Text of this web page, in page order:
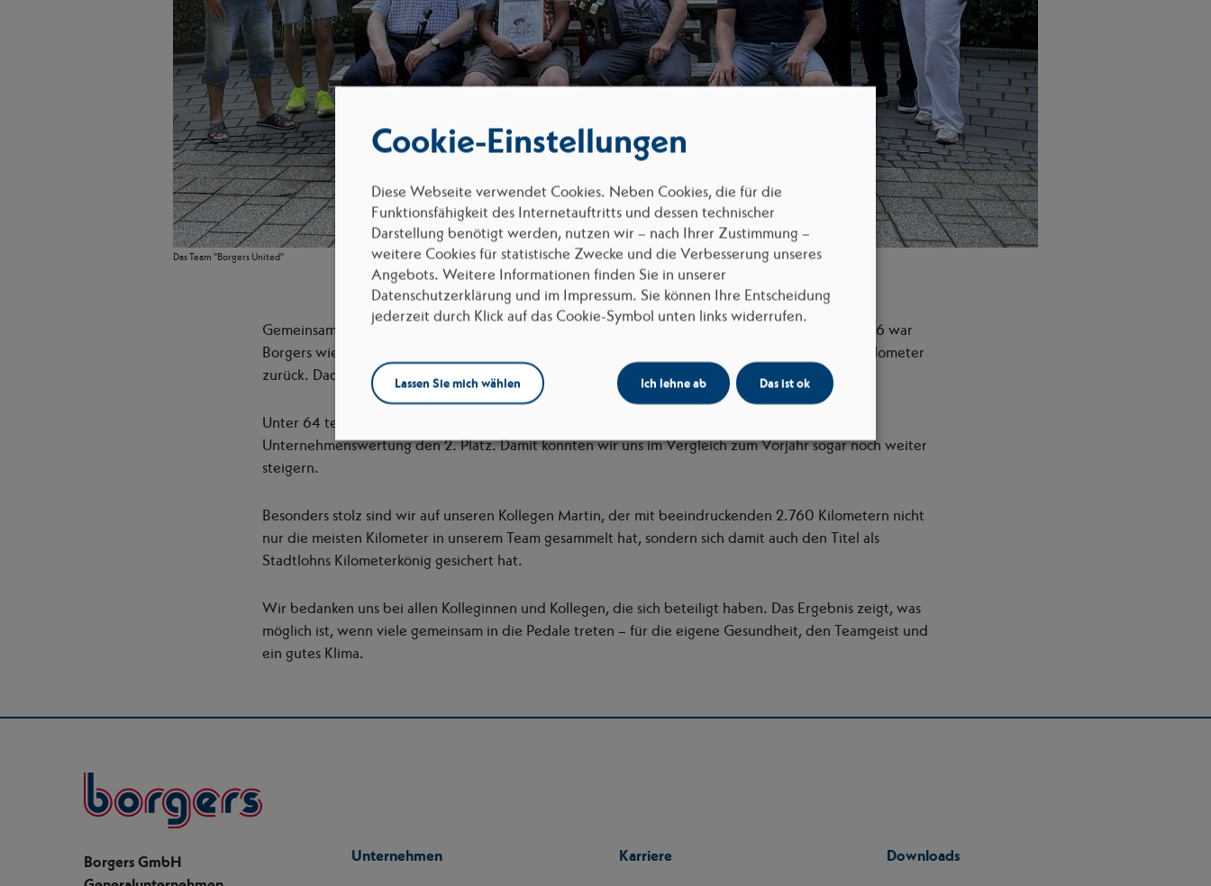
Das Team "Borgers United"
Gemeinsam Kilometer sammeln, die Umwelt entlasten und als Team etwas erreichen – auch 2026 war
Borgers wieder beim
legte insgesamt 7.051 Kilometer
zurück. Dadurch konnten rund 1.156 Kilogramm CO₂ eingespart werden.
Unter 64 teilnehmenden Teams in Stadtlohn erreichten wir den 5. Platz und belegten in der
Unternehmenswertung den 2. Platz. Damit konnten wir uns im Vergleich zum Vorjahr sogar noch weiter
steigern.
Besonders stolz sind wir auf unseren Kollegen Martin, der mit beeindruckenden 2.760 Kilometern nicht
nur die meisten Kilometer in unserem Team gesammelt hat, sondern sich damit auch den Titel als
Stadtlohns Kilometerkönig gesichert hat.
Wir bedanken uns bei allen Kolleginnen und Kollegen, die sich beteiligt haben. Das Ergebnis zeigt, was
möglich ist, wenn viele gemeinsam in die Pedale treten – für die eigene Gesundheit, den Teamgeist und
ein gutes Klima.
Borgers GmbH
Unternehmen
Karriere
Downloads
Cookie-Einstellungen
Diese Webseite verwendet Cookies. Neben Cookies, die für die
Funktionsfähigkeit des Internetauftritts und dessen technischer
Darstellung benötigt werden, nutzen wir – nach Ihrer Zustimmung –
weitere Cookies für statistische Zwecke und die Verbesserung unseres
Angebots. Weitere Informationen finden Sie in unserer
Datenschutzerklärung und im Impressum. Sie können Ihre Entscheidung
jederzeit durch Klick auf das Cookie-Symbol unten links widerrufen.
Lassen Sie mich wählen Ich lehne ab Das ist ok